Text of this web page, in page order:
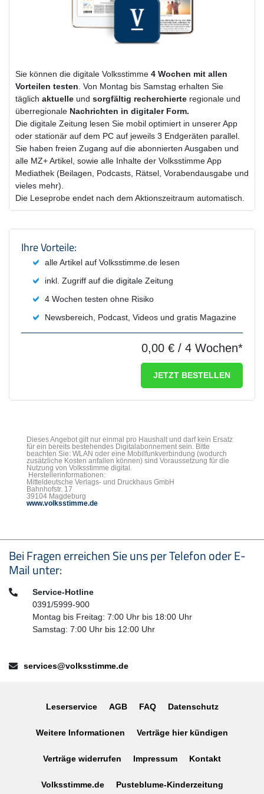
Sie können die digitale Volksstimme 4 Wochen mit allen
Vorteilen testen . Von Montag bis Samstag erhalten Sie
täglich aktuelle und sorgfältig recherchierte regionale und
überregionale Nachrichten in digitaler Form.
Die digitale Zeitung lesen Sie mobil optimiert in unserer App
oder stationär auf dem PC auf jeweils 3 Endgeräten parallel.
Sie haben freien Zugang auf die abonnierten Ausgaben und
alle MZ+ Artikel, sowie alle Inhalte der Volksstimme App
Mediathek (Beilagen, Podcasts, Rätsel, Vorabendausgabe und
vieles mehr).
Die Leseprobe endet nach dem Aktionszeitraum automatisch.
Produktzusammenfassung und
Ihre Vorteile:
alle Artikel auf Volksstimme.de lesen
inkl. Zugriff auf die digitale Zeitung
4 Wochen testen ohne Risiko
Newsbereich, Podcast, Videos und gratis Magazine
0,00 € / 4 Wochen*
JETZT BESTELLEN
Dieses Angebot gilt nur einmal pro Haushalt und darf kein Ersatz
für ein bereits bestehendes Digitalabonnement sein. Bitte
beachten Sie: WLAN oder eine Mobilfunkverbindung (wodurch
zusätzliche Kosten anfallen können) sind Voraussetzung für die
Nutzung von Volksstimme digital.
Herstellerinformationen:
Mitteldeutsche Verlags- und Druckhaus GmbH
Bahnhofstr. 17
39104 Magdeburg
www.volksstimme.de
Seitenfußbereich
Bei Fragen erreichen Sie uns per Telefon oder E-
Mail unter:
Telefon:Service-Hotline
0391/5999-900
Montag bis Freitag: 7:00 Uhr bis 18:00 Uhr
Samstag: 7:00 Uhr bis 12:00 Uhr
E-Mail:services@volksstimme.de
Leserservice AGB FAQ Datenschutz
Weitere Informationen Verträge hier kündigen
Verträge widerrufen Impressum Kontakt
Volksstimme.de Pusteblume-Kinderzeitung